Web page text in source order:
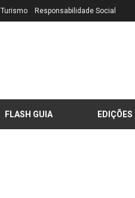
Turismo Responsabilidade Social
FLASH GUIA